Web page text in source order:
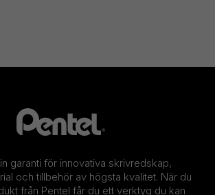
garanti för innovativa skrivredskap,
och tillbehör av högsta kvalitet. När du
från Pentel får du ett verktyg du kan